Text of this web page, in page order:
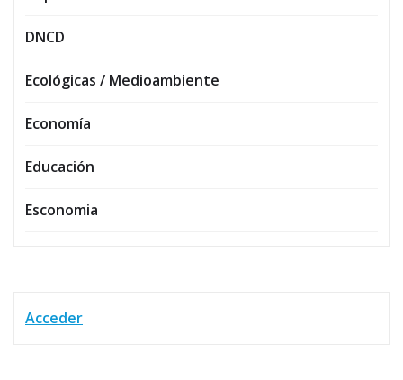
DNCD
Ecológicas / Medioambiente
Economía
Educación
Esconomia
Acceder